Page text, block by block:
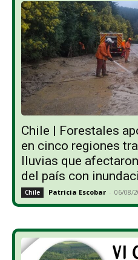
Chile | Forestales
en cinco regiones
lluvias que
del país con
Chile Patricia Escobar - 06/08/